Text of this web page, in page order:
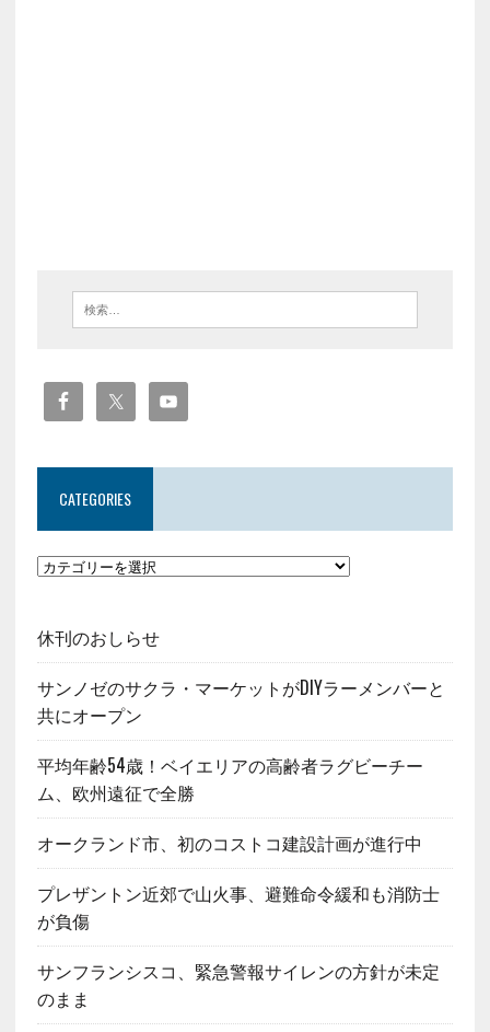
CATEGORIES
休刊のおしらせ
サンノゼのサクラ・マーケットがDIYラーメンバーと
共にオープン
平均年齢54歳！ベイエリアの高齢者ラグビーチー
ム、欧州遠征で全勝
オークランド市、初のコストコ建設計画が進行中
プレザントン近郊で山火事、避難命令緩和も消防士
が負傷
サンフランシスコ、緊急警報サイレンの方針が未定
のまま